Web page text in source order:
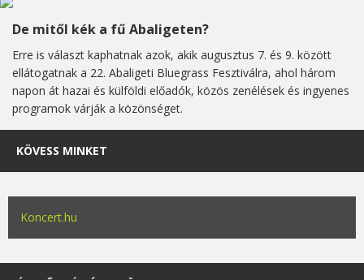
De mitől kék a fű Abaligeten?
Erre is választ kaphatnak azok, akik augusztus 7. és 9. között
ellátogatnak a 22. Abaligeti Bluegrass Fesztiválra, ahol három
napon át hazai és külföldi előadók, közös zenélések és ingyenes
programok várják a közönséget.
KÖVESS MINKET
Koncert.hu